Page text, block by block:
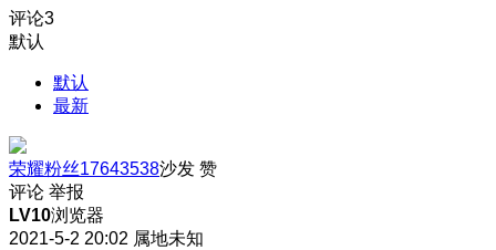
评论3
默认
默认
最新
荣耀粉丝17643538沙发 赞
评论 举报
LV10浏览器
2021-5-2 20:02 属地未知